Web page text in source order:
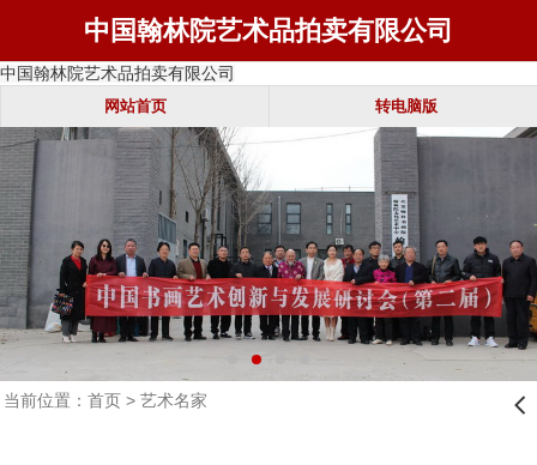
中国翰林院艺术品拍卖有限公司
中国翰林院艺术品拍卖有限公司
网站首页 转电脑版
当前位置： 首页> 艺术名家 󰊒